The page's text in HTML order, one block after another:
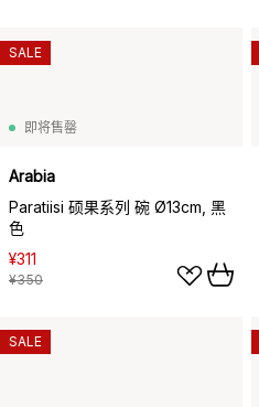
即将售罄
Arabia
Paratiisi 硕果系列 碗 Ø13cm, 黑
色
¥311
¥350
SALE
SALE